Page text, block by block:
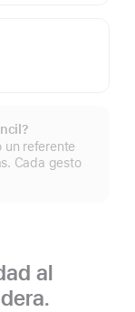
un referente
Cada gesto
al